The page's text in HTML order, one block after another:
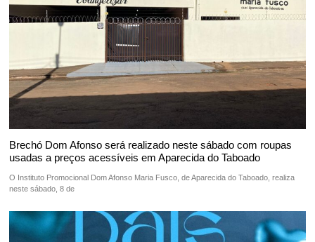
Brechó Dom Afonso será realizado neste sábado com roupas
usadas a preços acessíveis em Aparecida do Taboado
O Instituto Promocional Dom Afonso Maria Fusco, de Aparecida do Taboado, realiza
neste sábado, 8 de